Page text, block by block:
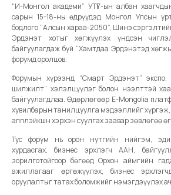
“И-Монгол академи” УТҮГ-ын албан
сарын 15-18-ны өдрүүдэд Монгол Улсын
бодлого “Алсын хараа-2050”, Шинэ
Эрдэнэт хотыг хөгжүүлэх үндсэн
байгуулагдаж буй “Хамтдаа Эрдэнэтэд
форумд оролцов.
Форумын хүрээнд “Смарт Эрдэнэт”
шилжилт” хэлэлцүүлэг болон нээлттэй
байгуулагдлаа. Өдөрлөгөөр E-Mongolia
хувилбарын танилцуулга мэдээллийг
апплэйкшн хэрхэн суулгах заавар зөвлөгөө
Тус форум нь орон нутгийн нийгэм,
хурдасгах, бизнес эрхлэгч ААН,
зорилготойгоор бөгөөд Орхон аймгийн
ажиллагааг өргөжүүлэх, бизнес
оруулалтыг татах боломжийг нэмэгдэүүлэх